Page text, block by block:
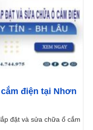
điện tại Nhơn
đặt và sửa chữa ổ cắm